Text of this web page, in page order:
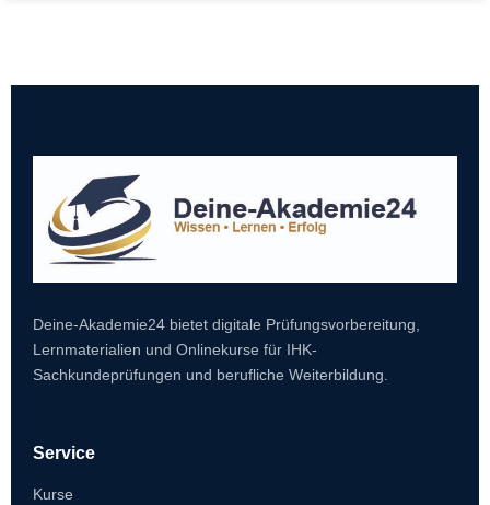
Deine-Akademie24 bietet digitale Prüfungsvorbereitung,
Lernmaterialien und Onlinekurse für IHK-
Sachkundeprüfungen und berufliche Weiterbildung.
Service
Kurse